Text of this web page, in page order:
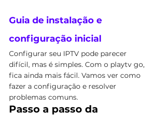
Guia de instalação e
configuração inicial
Configurar seu IPTV pode parecer
difícil, mas é simples. Com o playtv go,
fica ainda mais fácil. Vamos ver como
fazer a configuração e resolver
problemas comuns.
Passo a passo da